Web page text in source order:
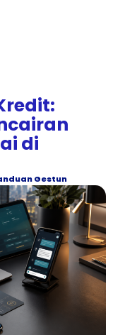
di
Gestun